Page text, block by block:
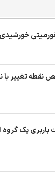
نقطه تغییر با
باربری یک